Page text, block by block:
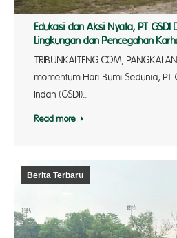
Edukasi dan Aksi Nyata, PT GSDI
Lingkungan dan Pencegahan
TRIBUNKALTENG.COM,
momentum Hari Bumi Sedunia, PT
Indah (GSDI)…
Read more
Berita Terbaru